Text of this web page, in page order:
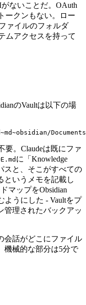
ないことだ。OAuth
ークンもない。ロー
ァイルのフォルダ
ムアクセスを持って
のVaultは以下の場
要。Claudeは既にファ
に「Knowledge
スと、そこがすべての
というメモを記載し
マップをObsidian
ようにした - Vaultをプ
管理されたバックアッ
会話がどこにファイル
機械的な部分は5分で